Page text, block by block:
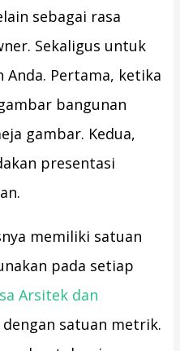
sebagai rasa
Sekaligus untuk
Anda. Pertama, ketika
bangunan
gambar. Kedua,
presentasi
memiliki satuan
pada setiap
Arsitek dan
satuan metrik.